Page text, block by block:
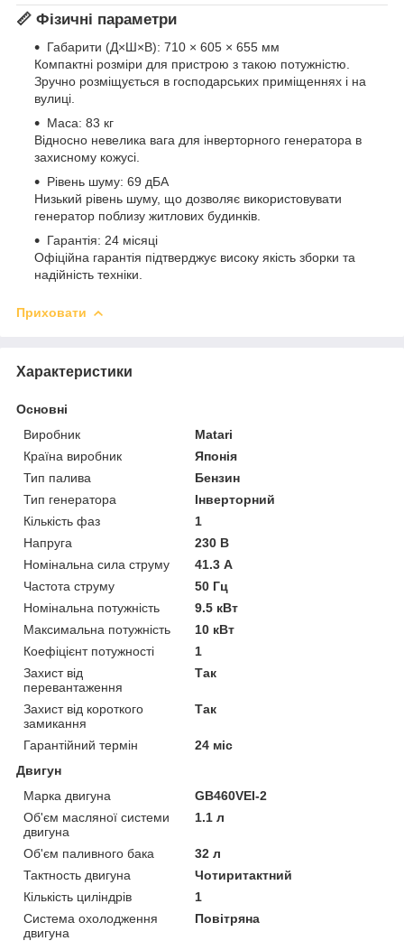
📏 Фізичні параметри
Габарити (Д×Ш×В): 710 × 605 × 655 мм
Компактні розміри для пристрою з такою потужністю.
Зручно розміщується в господарських приміщеннях і на
вулиці.
Маса: 83 кг
Відносно невелика вага для інверторного генератора в
захисному кожусі.
Рівень шуму: 69 дБА
Низький рівень шуму, що дозволяє використовувати
генератор поблизу житлових будинків.
Гарантія: 24 місяці
Офіційна гарантія підтверджує високу якість зборки та
надійність техніки.
Приховати
Характеристики
Основні
Виробник
Matari
Країна виробник
Японія
Тип палива
Бензин
Тип генератора
Інверторний
Кількість фаз
1
Напруга
230 В
Номінальна сила струму
41.3 А
Частота струму
50 Гц
Номінальна потужність
9.5 кВт
Максимальна потужність
10 кВт
Коефіцієнт потужності
1
Захист від
перевантаження
Так
Захист від короткого
замикання
Так
Гарантійний термін
24 міс
Двигун
Марка двигуна
GB460VEI-2
Об'єм масляної системи
двигуна
1.1 л
Об'єм паливного бака
32 л
Тактность двигуна
Чотиритактний
Кількість циліндрів
1
Система охолодження
двигуна
Повітряна